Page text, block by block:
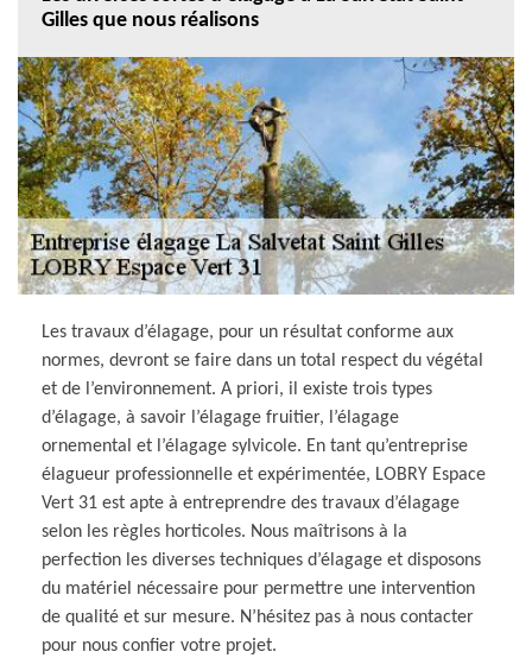
Gilles que nous réalisons
Les travaux d’élagage, pour un résultat conforme aux
normes, devront se faire dans un total respect du végétal
et de l’environnement. A priori, il existe trois types
d’élagage, à savoir l’élagage fruitier, l’élagage
ornemental et l’élagage sylvicole. En tant qu’entreprise
élagueur professionnelle et expérimentée, LOBRY Espace
Vert 31 est apte à entreprendre des travaux d’élagage
selon les règles horticoles. Nous maîtrisons à la
perfection les diverses techniques d’élagage et disposons
du matériel nécessaire pour permettre une intervention
de qualité et sur mesure. N’hésitez pas à nous contacter
pour nous confier votre projet.